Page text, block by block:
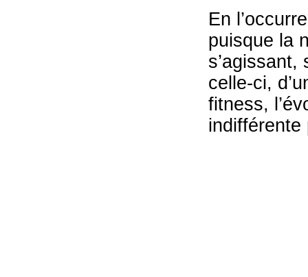
En
puisque la
celle-ci,
fitness,
indifférente